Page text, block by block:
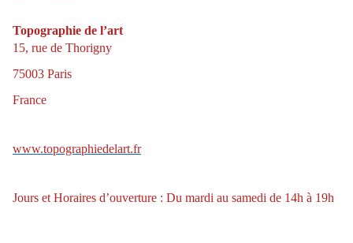
Topographie de l’art
15, rue de Thorigny
75003 Paris
France
www.topographiedelart.fr
Jours et Horaires d’ouverture : Du mardi au samedi de 14h à 19h